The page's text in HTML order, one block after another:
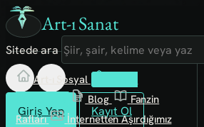
Art-ı Sanat
Sitede ara
Giriş Yap Kayıt Ol
Art-ı Sosyal
Blog
Fanzin
Rafları
İnternetten Aşırdığımız